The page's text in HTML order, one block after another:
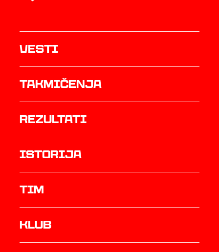
Vesti
Takmičenja
rezultati
istorija
TIM
Klub